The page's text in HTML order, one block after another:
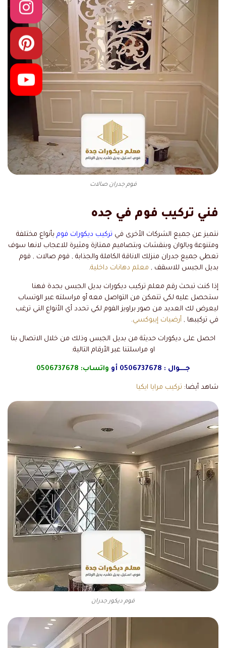
فوم جدران صالات
فني تركيب فوم في جده
نتميز عن جميع الشركات الأخرى في تركيب ديكورات فوم بأنواع مختلفة
ومتنوعة وبالوان وبنقشات وبتصاميم ممتازة ومثيرة للاعجاب لانها سوف
تعطي جميع جدران منزلك الاناقة الكاملة والجذابة , فوم صالات , فوم
بديل الجبس للاسقف , معلم دهانات داخلية.
إذا كنت تبحث رقم معلم تركيب ديكورات بديل الجبس بجدة فهنا
ستحصل عليه لكي تتمكن من التواصل معه أو مراسلته عبر الوتساب
ليعرض لك العديد من صور براويز الفوم لكي تحدد أي الأنواع التي ترغب
في تركيبها , أرضيات إيبوكسي.
احصل على ديكورات حديثة من بديل الجبس وذلك من خلال الاتصال بنا
او مراسلتنا عبر الأرقام التالية:
جــــوال : 0506737678 أو واتساب: 0506737678
شاهد أيضا: تركيب مرايا ايكيا
فوم ديكور جدران